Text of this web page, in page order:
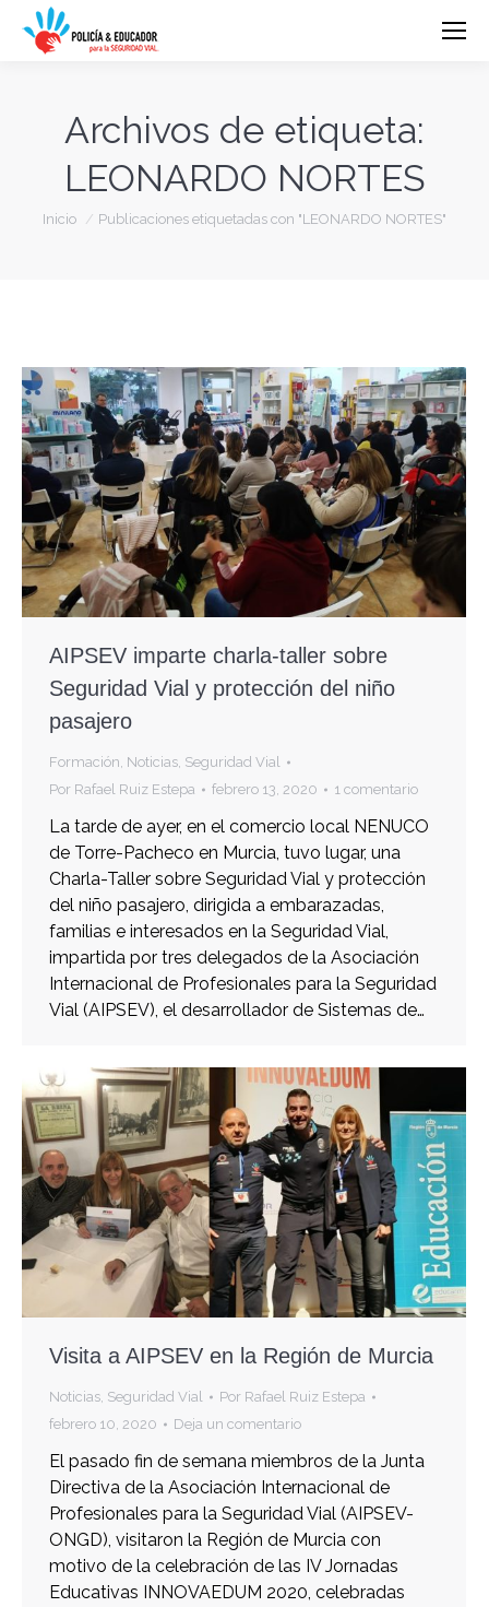
Archivos de etiqueta:
LEONARDO NORTES
Estás aquí:
Inicio Publicaciones etiquetadas con "LEONARDO NORTES"
AIPSEV imparte charla-taller sobre
Seguridad Vial y protección del niño
pasajero
Formación, Noticias, Seguridad Vial
Por Rafael Ruiz Estepa febrero 13, 2020 1 comentario
La tarde de ayer, en el comercio local NENUCO
de Torre-Pacheco en Murcia, tuvo lugar, una
Charla-Taller sobre Seguridad Vial y protección
del niño pasajero, dirigida a embarazadas,
familias e interesados en la Seguridad Vial,
impartida por tres delegados de la Asociación
Internacional de Profesionales para la Seguridad
Vial (AIPSEV), el desarrollador de Sistemas de…
Visita a AIPSEV en la Región de Murcia
Noticias, Seguridad Vial Por Rafael Ruiz Estepa
febrero 10, 2020
Deja un comentario
El pasado fin de semana miembros de la Junta
Directiva de la Asociación Internacional de
Profesionales para la Seguridad Vial (AIPSEV-
ONGD), visitaron la Región de Murcia con
motivo de la celebración de las IV Jornadas
Educativas INNOVAEDUM 2020, celebradas